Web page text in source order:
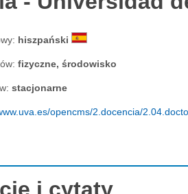
hiszpański
fizyczne, środowisko
sta­cjo­nar­ne
opencms/2.docencia/